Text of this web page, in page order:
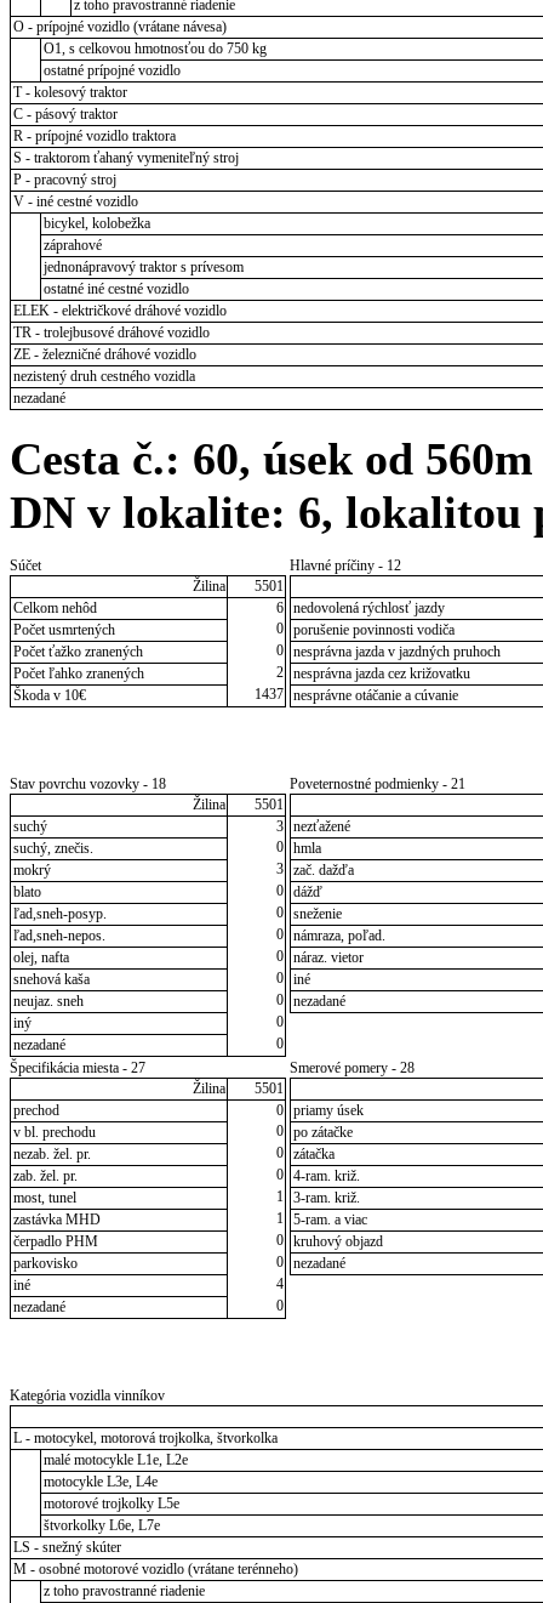
z toho pravostranné riadenie
O - prípojné vozidlo (vrátane návesa)
O1, s celkovou hmotnosťou do 750 kg
ostatné prípojné vozidlo
T - kolesový traktor
C - pásový traktor
R - prípojné vozidlo traktora
S - traktorom ťahaný vymeniteľný stroj
P - pracovný stroj
V - iné cestné vozidlo
bicykel, kolobežka
záprahové
jednonápravový traktor s prívesom
ostatné iné cestné vozidlo
ELEK - električkové dráhové vozidlo
TR - trolejbusové dráhové vozidlo
ZE - železničné dráhové vozidlo
nezistený druh cestného vozidla
nezadané
Cesta č.: 60, úsek od
DN v lokalite: 6, lokalitou
Súčet
Žilina
5501
Celkom nehôd
6
Počet usmrtených
0
Počet ťažko zranených
0
Počet ľahko zranených
2
Škoda v 10€
1437
Hlavné príčiny - 12
nedovolená rýchlosť jazdy
porušenie povinnosti vodiča
nesprávna jazda v jazdných pruhoch
nesprávna jazda cez križovatku
nesprávne otáčanie a cúvanie
Stav povrchu vozovky - 18
Žilina
5501
suchý
3
suchý, znečis.
0
mokrý
3
blato
0
ľad,sneh-posyp.
0
ľad,sneh-nepos.
0
olej, nafta
0
snehová kaša
0
neujaz. sneh
0
iný
0
nezadané
0
Poveternostné podmienky - 21
nezťažené
hmla
zač. dažďa
dážď
sneženie
námraza, poľad.
náraz. vietor
iné
nezadané
Špecifikácia miesta - 27
Žilina
5501
prechod
0
v bl. prechodu
0
nezab. žel. pr.
0
zab. žel. pr.
0
most, tunel
1
zastávka MHD
1
čerpadlo PHM
0
parkovisko
0
iné
4
nezadané
0
Smerové pomery - 28
priamy úsek
po zátačke
zátačka
4-ram. križ.
3-ram. križ.
5-ram. a viac
kruhový objazd
nezadané
Kategória vozidla vinníkov
L - motocykel, motorová trojkolka, štvorkolka
malé motocykle L1e, L2e
motocykle L3e, L4e
motorové trojkolky L5e
štvorkolky L6e, L7e
LS - snežný skúter
M - osobné motorové vozidlo (vrátane terénneho)
z toho pravostranné riadenie